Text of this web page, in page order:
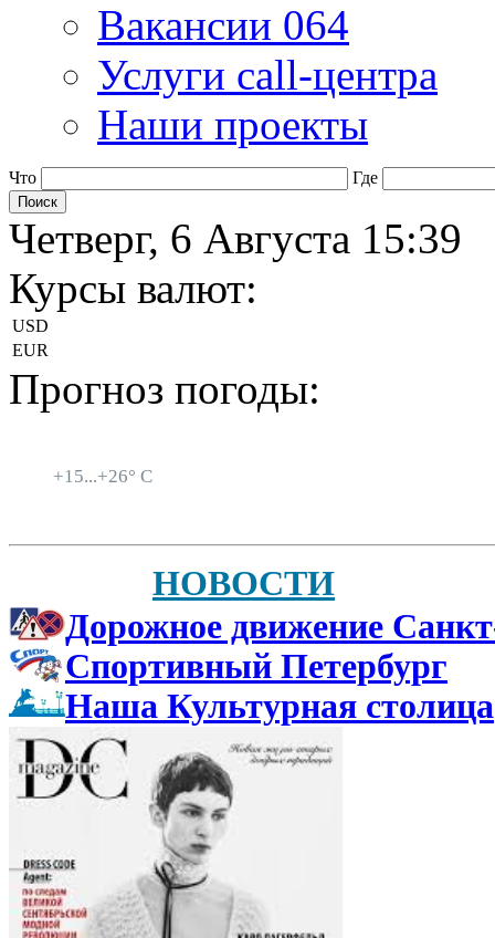
Вакансии 064
Услуги call-центра
Наши проекты
Что Где
Четверг, 6 Августа 15:39
Курсы валют:
USD
EUR
Прогноз погоды:
+15...+26° C
НОВОСТИ
Дорожное движение
Спортивный Петербург
Наша Культурная столица